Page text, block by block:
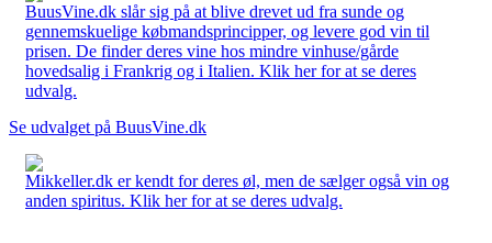
BuusVine.dk slår sig på at blive drevet ud fra sunde og
gennemskuelige købmandsprincipper, og levere god vin til
prisen. De finder deres vine hos mindre vinhuse/gårde
hovedsalig i Frankrig og i Italien. Klik her for at se deres
udvalg.
Se udvalget på BuusVine.dk
Mikkeller.dk er kendt for deres øl, men de sælger også vin og
anden spiritus. Klik her for at se deres udvalg.